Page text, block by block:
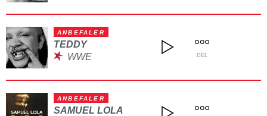
ANBEFALER
TEDDY
WWE
DEL
ANBEFALER
SAMUEL LOLA